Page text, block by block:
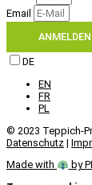
Email
ANMELDEN
DE
EN
FR
PL
© 2023 Teppich-
Datenschutz |
Made with
by